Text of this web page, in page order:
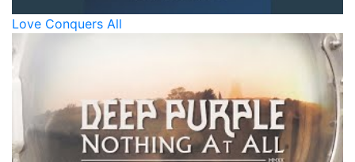
Love Conquers All